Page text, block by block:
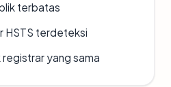
terbatas
HSTS terdeteksi
yang sama